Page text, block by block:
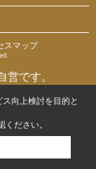
スマップ
営です。
向上検討を目的と
ください。